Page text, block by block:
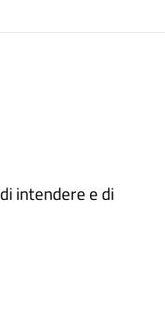
intendere e di